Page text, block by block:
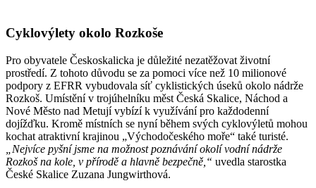
Cyklovýlety okolo Rozkoše
Pro obyvatele Českoskalicka je důležité nezatěžovat životní
prostředí. Z tohoto důvodu se za pomoci více než 10 milionové
podpory z EFRR vybudovala síť cyklistických úseků okolo nádrže
Rozkoš. Umístění v trojúhelníku měst Česká Skalice, Náchod a
Nové Město nad Metují vybízí k využívání pro každodenní
dojížďku. Kromě místních se nyní během svých cyklovýletů mohou
kochat atraktivní krajinou „Východočeského moře“ také turisté.
„Nejvíce pyšní jsme na možnost poznávání okolí vodní nádrže
Rozkoš na kole, v přírodě a hlavně bezpečně,“ uvedla starostka
České Skalice Zuzana Jungwirthová.